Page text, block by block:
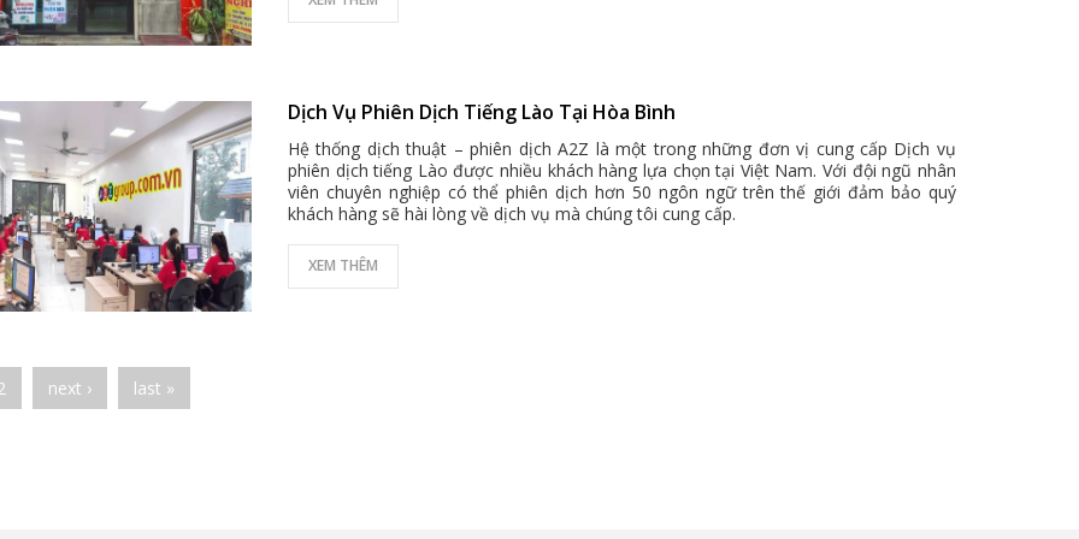
Dịch Vụ Phiên Dịch Tiếng Lào Tại Hòa Bình
Hệ thống dịch thuật – phiên dịch A2Z là một trong những đơn vị cung cấp Dịch vụ
phiên dịch tiếng Lào được nhiều khách hàng lựa chọn tại Việt Nam. Với đội ngũ nhân
viên chuyên nghiệp có thể phiên dịch hơn 50 ngôn ngữ trên thế giới đảm bảo quý
khách hàng sẽ hài lòng về dịch vụ mà chúng tôi cung cấp.
XEM THÊM
next › last »